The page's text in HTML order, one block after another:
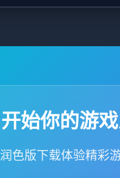
开始你的游
润色版下载体验精彩